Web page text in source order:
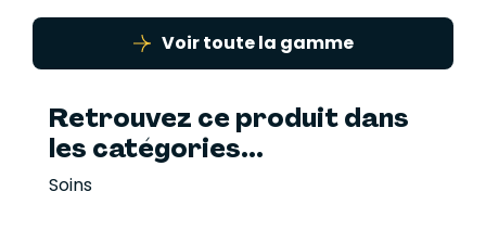
Voir toute la gamme
Retrouvez ce produit dans
les catégories...
Soins